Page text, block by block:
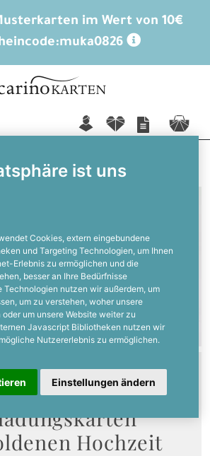
im Wert von 10€
muka0826
ist uns
Cookies, extern eingebundene
und Targeting Technologien, um Ihnen
Erlebnis zu ermöglichen und die
besser an Ihre Bedürfnisse
Technologien nutzen wir außerdem, um
um zu verstehen, woher unsere
um unsere Website weiter zu
Javascript Bibliotheken nutzen wir
Nutzererlebnis zu ermöglichen.
Einstellungen ändern
n f c
Jahre Eheglück
Hochzeit